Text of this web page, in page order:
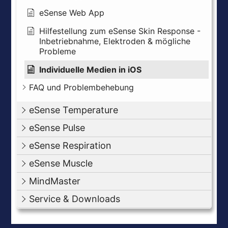
eSense Web App
Hilfestellung zum eSense Skin Response -
Inbetriebnahme, Elektroden & mögliche
Probleme
Individuelle Medien in iOS
FAQ und Problembehebung
eSense Temperature
eSense Pulse
eSense Respiration
eSense Muscle
MindMaster
Service & Downloads